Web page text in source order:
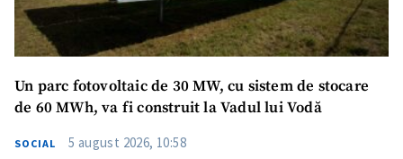
Un parc fotovoltaic de 30 MW, cu sistem de stocare
de 60 MWh, va fi construit la Vadul lui Vodă
SOCIAL 5 august 2026, 10:58